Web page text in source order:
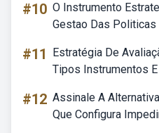
#10 O Instrumento
Gestao Das Politicas
#11
Estratégia De
Tipos Instrumentos
#12 Assinale A
Que Configura